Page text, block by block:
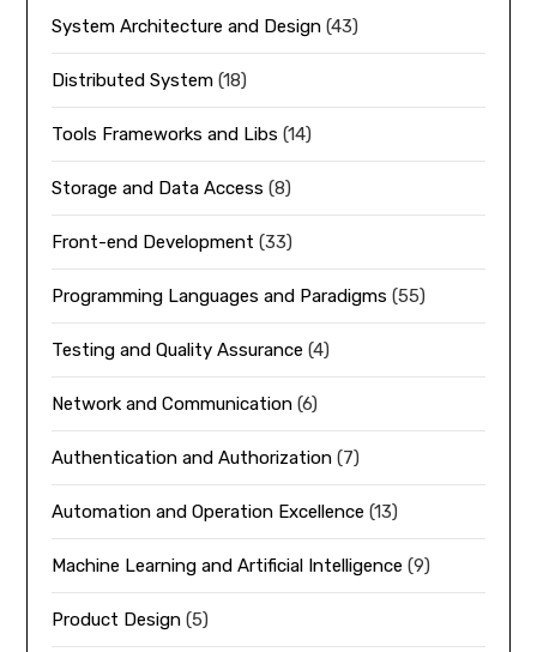
System Architecture and Design (43)
Distributed System (18)
Tools Frameworks and Libs (14)
Storage and Data Access (8)
Front-end Development (33)
Programming Languages and Paradigms (55)
Testing and Quality Assurance (4)
Network and Communication (6)
Authentication and Authorization (7)
Automation and Operation Excellence (13)
Machine Learning and Artificial Intelligence (9)
Product Design (5)